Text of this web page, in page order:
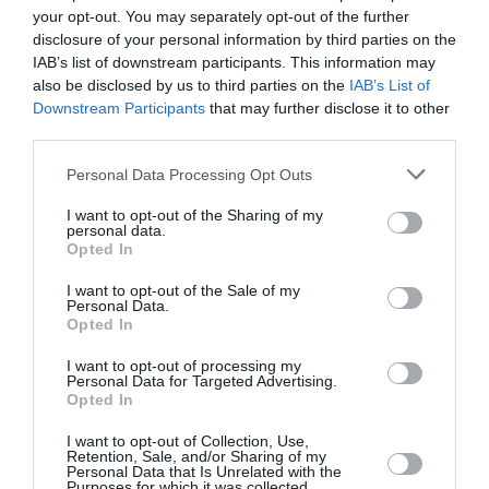
your opt-out. You may separately opt-out of the further
disclosure of your personal information by third parties on the
IAB’s list of downstream participants. This information may
also be disclosed by us to third parties on the IAB’s List of
Downstream Participants that may further disclose it to other
Personal Data Processing Opt Outs
I want to opt-out of the Sharing of my
personal data.
Opted In
I want to opt-out of the Sale of my
Personal Data.
Opted In
I want to opt-out of processing my
Personal Data for Targeted Advertising.
Opted In
I want to opt-out of Collection, Use,
Retention, Sale, and/or Sharing of my
Personal Data that Is Unrelated with the
atplhkta commenté :
5 avril 2024 - 17 h 51
min
@ Mamadou Dialo
Vous devriez (au moins) vous documenter avant
La mise à jour (rapport préliminaire du N.T.S.B) est
https://avherald.com/h?article=515e3618&opt=0
min
Des trains d’atterrissage sur des a320 et a321 sont
négociés p.